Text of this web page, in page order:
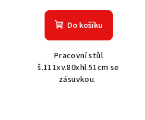
Do košíku
Pracovní stůl
š.111xv.80xhl.51cm se
zásuvkou.